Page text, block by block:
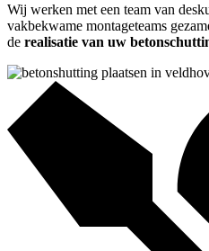
Wij werken met een team van
vakbekwame montageteams
de realisatie van uw